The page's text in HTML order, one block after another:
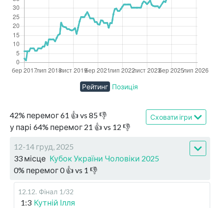
42% перемог61 👍 vs 85👎
у парі 64% перемог 21 👍 vs 12 👎
Сховати ігри
12-14 груд, 2025
33 місце Кубок України Чоловіки 2025
0% перемог0👍 vs 1 👎
12.12. Фінал 1/32
1:3 Кутній Ілля
Рейтинг Позиція